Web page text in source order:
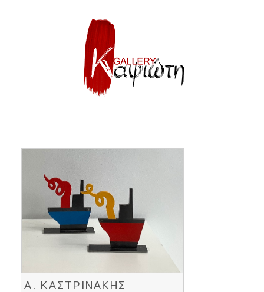
Α. ΚΑΣΤΡΙΝΑΚΗΣ